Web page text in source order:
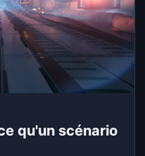
qu'un scénario